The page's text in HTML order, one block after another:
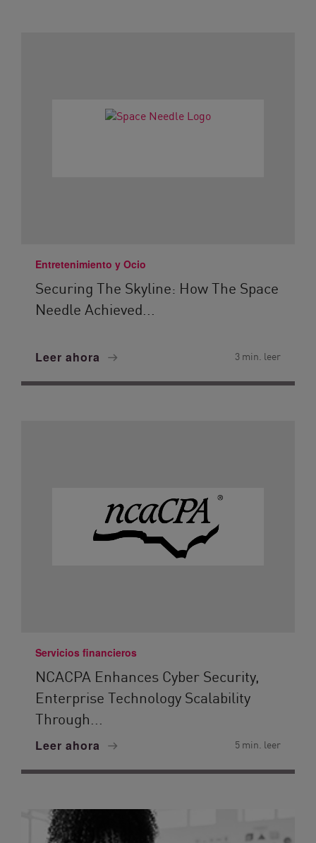
Entretenimiento y Ocio
Securing The Skyline: How The Space
Needle Achieved...
Leer ahora 3 min. leer
Servicios financieros
NCACPA Enhances Cyber Security,
Enterprise Technology Scalability
Through...
Leer ahora 5 min. leer